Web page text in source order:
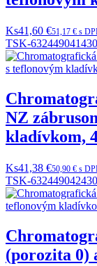
Ks41,60 €51,17 € s
TSK-632449041430
NZ
kladívkom,
Ks41,38 €50,90 € s
TSK-632449042430
(porozita 0)